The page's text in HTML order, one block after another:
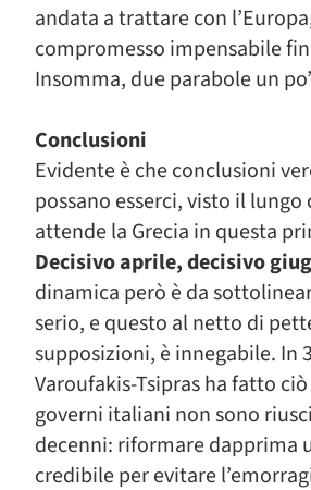
andata a trattare con
compromesso impensabile
Insomma, due parabole un
Conclusioni
Evidente è che conclusioni
possano esserci, visto il
attende la Grecia in questa
Decisivo aprile, decisivo
dinamica però è da
serio, e questo al netto di
supposizioni, è innegabile. In
Varoufakis-Tsipras ha fatto
governi italiani non sono
decenni: riformare dapprima
credibile per evitare